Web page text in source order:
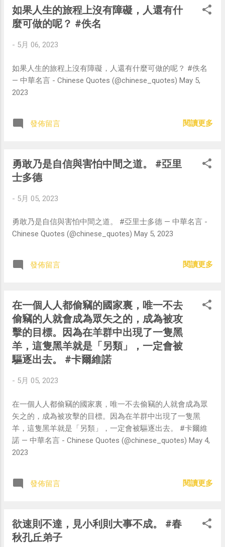
如果人生的旅程上沒有障礙，人還有什
麼可做的呢？ #佚名
- 5月 06, 2023
如果人生的旅程上沒有障礙，人還有什麼可做的呢？ #佚名
— 中華名言 - Chinese Quotes (@chinese_quotes) May 5,
2023
發佈留言 閱讀更多
勇敢乃是自信與害怕中間之道。 #亞里
士多德
- 5月 05, 2023
勇敢乃是自信與害怕中間之道。 #亞里士多德 — 中華名言 -
Chinese Quotes (@chinese_quotes) May 5, 2023
發佈留言 閱讀更多
在一個人人都偷竊的國家裏，唯一不去
偷竊的人就會成為眾矢之的，成為被攻
擊的目標。因為在羊群中出現了一隻黑
羊，這隻黑羊就是「另類」，一定會被
驅逐出去。 #卡爾維諾
- 5月 05, 2023
在一個人人都偷竊的國家裏，唯一不去偷竊的人就會成為眾
矢之的，成為被攻擊的目標。因為在羊群中出現了一隻黑
羊，這隻黑羊就是「另類」，一定會被驅逐出去。 #卡爾維
諾 — 中華名言 - Chinese Quotes (@chinese_quotes) May 4,
2023
發佈留言 閱讀更多
欲速則不達，見小利則大事不成。 #春
秋孔丘弟子